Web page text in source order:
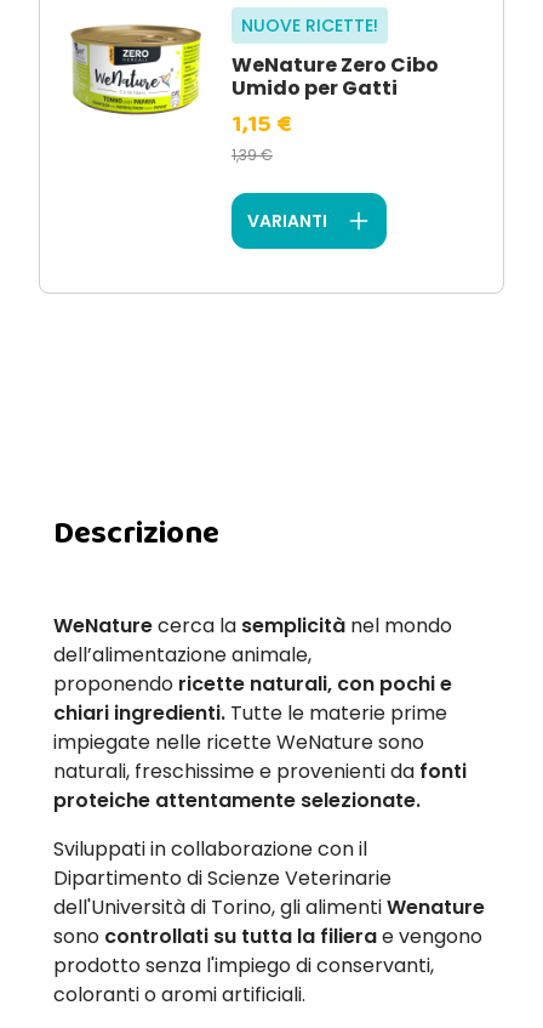
NUOVE RICETTE!
WeNature Zero Cibo
Umido per Gatti
1,15 €
1,39 €
VARIANTI
Descrizione
WeNaturecerca la semplicità nel mondo
dell’alimentazione animale,
proponendo ricette naturali, con pochi e
chiari ingredienti. Tutte le materie prime
impiegate nelle ricette WeNature sono
naturali, freschissime e provenienti da fonti
proteiche attentamente selezionate.
Sviluppati in collaborazione con il
Dipartimento di Scienze Veterinarie
dell'Università di Torino, gli alimentiWenature
sono controllati su tutta la filierae vengono
prodotto senza l'impiego di conservanti,
coloranti o aromi artificiali.